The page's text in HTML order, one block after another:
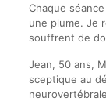
Chaque
une plume. Je
souffrent de
Jean, 50 ans,
sceptique au